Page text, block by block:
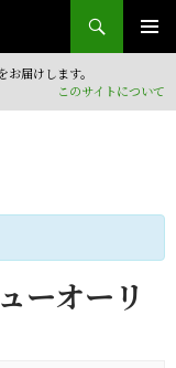
届けします。
このサイトについて
ーオーリ